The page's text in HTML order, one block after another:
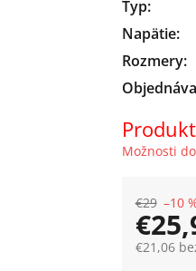
Možnosti
Typ:
Napätie:
Rozmery:
€29 –10
€21,06